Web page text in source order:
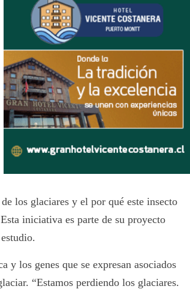
los glaciares y el por qué este insecto
iniciativa es parte de su proyecto
y los genes que se expresan asociados
“Estamos perdiendo los glaciares.